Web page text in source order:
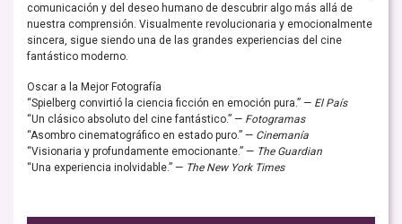
comunicación y del deseo humano de descubrir algo más allá de
nuestra comprensión. Visualmente revolucionaria y emocionalmente
sincera, sigue siendo una de las grandes experiencias del cine
fantástico moderno.
Oscar a la Mejor Fotografía
“Spielberg convirtió la ciencia ficción en emoción pura.” — El País
“Un clásico absoluto del cine fantástico.” — Fotogramas
“Asombro cinematográfico en estado puro.” — Cinemanía
“Visionaria y profundamente emocionante.” — The Guardian
“Una experiencia inolvidable.” — The New York Times